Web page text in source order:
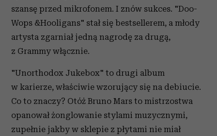
szansę przed mikrofonem. I znów sukces. "Doo-
Wops &Hooligans" stał się bestsellerem, a młody
artysta zgarniał jedną nagrodę za drugą,
z Grammy włącznie.
"Unorthodox Jukebox" to drugi album
w karierze, właściwie wzorujący się na debiucie.
Co to znaczy? Otóż Bruno Mars to mistrzostwa
opanował żonglowanie stylami muzycznymi,
zupełnie jakby w sklepie z płytami nie miał